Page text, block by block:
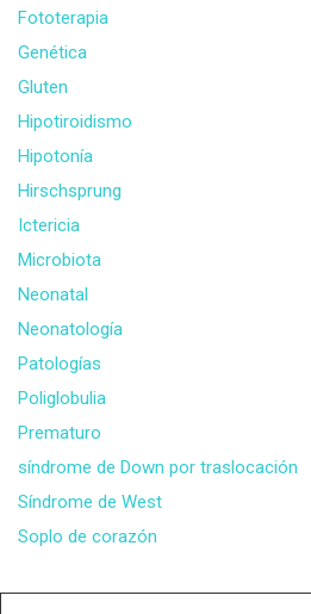
Fototerapia
Genética
Gluten
Hipotiroidismo
Hipotonía
Hirschsprung
Ictericia
Microbiota
Neonatal
Neonatología
Patologías
Poliglobulia
Prematuro
síndrome de Down por traslocación
Síndrome de West
Soplo de corazón